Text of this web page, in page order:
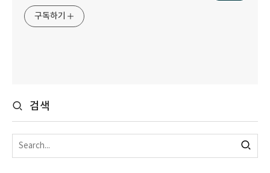
구독하기
검색